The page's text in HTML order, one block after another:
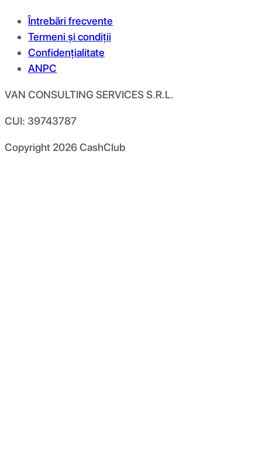
Întrebări frecvente
Termeni și condiții
Confidențialitate
ANPC
VAN CONSULTING SERVICES S.R.L.
CUI: 39743787
Copyright 2026CashClub